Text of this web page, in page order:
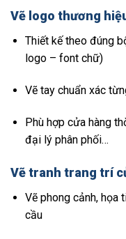
Vẽ logo thương
Thiết kế theo đúng
logo – font chữ)
Vẽ tay chuẩn xác
Phù hợp cửa hàng
đại lý phân phối…
Vẽ tranh trang trí
Vẽ phong cảnh, họa
cầu